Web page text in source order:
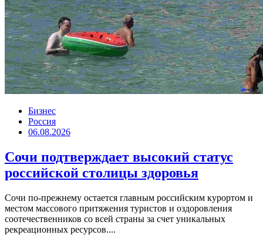
Бизнес
Россия
06.08.2026
Сочи подтверждает высокий статус
российской столицы здоровья
Сочи по-прежнему остается главным российским курортом и
местом массового притяжения туристов и оздоровления
соотечественников со всей страны за счет уникальных
рекреационных ресурсов....